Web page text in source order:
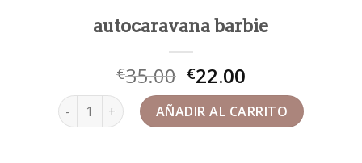
autocaravana barbie
€35.00 €22.00
autocaravana barbie cantidad
AÑADIR AL CARRITO